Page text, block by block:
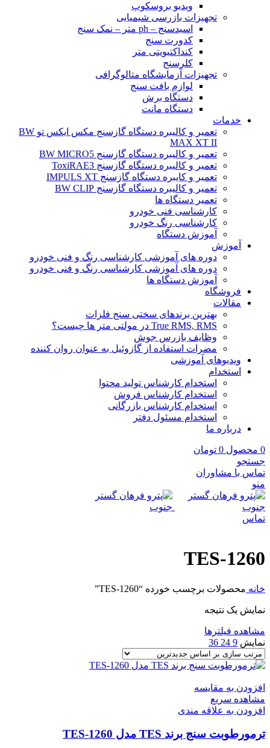
ویدیو بروسکوپ
تجهیزات بازرسی شیمیایی
اسیدسنج – ph متر – نمک سنج
کدورت سنج
کنداکتیویتی متر
کلرسنج
تجهیزات آزمایشگاه متالوگرافی
لوازم بافت سنج
دستگاه برش
دستگاه مانت
خدمات
تعمیر و کالیبره دستگاه گازسنج مکس ایکس تو BW
MAX XT II
تعمیر و کالیبره دستگاه گازسنج BW MICRO5
تعمیر و کالیبره دستگاه گازسنج ToxiRAE3
تعمیر و کایبره دستگاه گازسنج IMPULS XT
تعمیر و کالیبره دستگاه گازسنج BW CLIP
تعمیر دستگاه ها
کارشناسی فنی خودرو
کارشناسی رنگ خودرو
آموزش دستگاه
آموزش
دوره های آموزشی کارشناسی رنگ و فنی خودرو
دوره های آموزشی کارشناسی رنگ و فنی خودرو
آموزش دستگاه ها
فروشگاه
مقالات
بهترین برندهای سختی سنج فلزات
True RMS, RMS در مولتی متر ها چیست؟
وظایف بازرس جوش
مضرات استفاده از گازوئیل به عنوان روان کننده
ویدیوهای آموزشی
استخدام
استخدام کارشناس تولید محتوا
استخدام کارشناس فروش
استخدام کارشناس بازرگانی
استخدام مسئول دفتر
درباره ما
0 محصول 0 تومان
جستجو
تماس با مشاوران
منو
تماس
TES-1260
خانه محصولات برچسب خورده “TES-1260”
نمایش یک نتیجه
مشاهده فیلترها
نمایش 9
24
36
افزودن به مقایسه
مشاهده سریع
افزودن به علاقه مندی
ترمورطوبت سنج برند TES مدل TES-1260